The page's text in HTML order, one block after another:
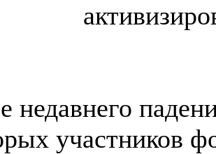
недавнего
участников